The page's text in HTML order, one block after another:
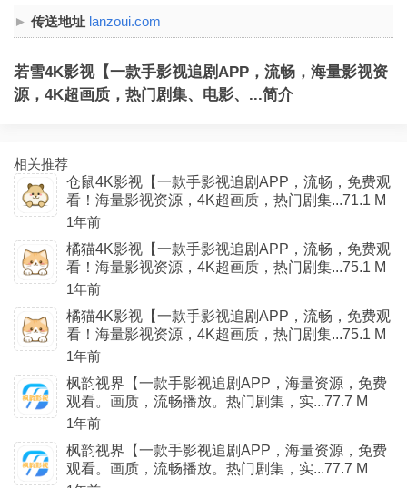
传送地址 lanzoui.com
若雪4K影视【一款手影视追剧APP，流畅，海量影视资
源，4K超画质，热门剧集、电影、...简介
相关推荐
仓鼠4K影视【一款手影视追剧APP，流畅，免费观
看！海量影视资源，4K超画质，热门剧集...71.1 M
1年前
橘猫4K影视【一款手影视追剧APP，流畅，免费观
看！海量影视资源，4K超画质，热门剧集...75.1 M
1年前
橘猫4K影视【一款手影视追剧APP，流畅，免费观
看！海量影视资源，4K超画质，热门剧集...75.1 M
1年前
枫韵视界【一款手影视追剧APP，海量资源，免费
观看。画质，流畅播放。热门剧集，实...77.7 M
1年前
枫韵视界【一款手影视追剧APP，海量资源，免费
观看。画质，流畅播放。热门剧集，实...77.7 M